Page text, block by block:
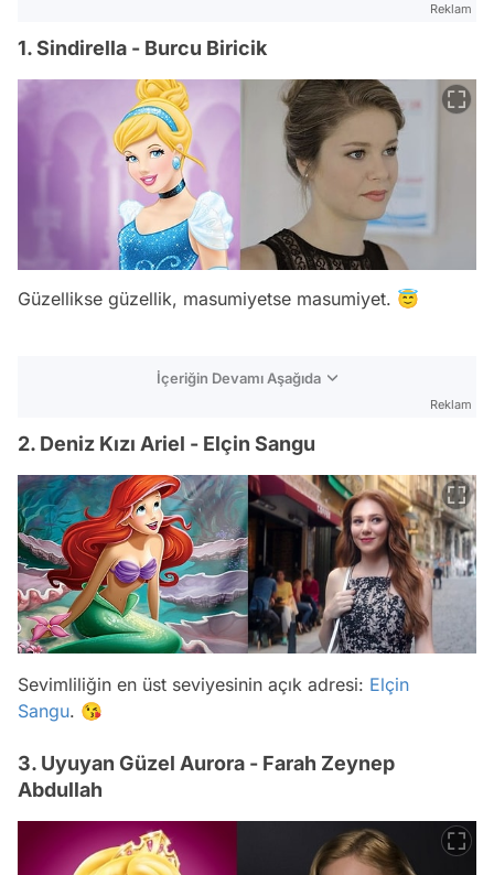
Reklam
1. Sindirella - Burcu Biricik
Güzellikse güzellik, masumiyetse masumiyet. 😇
İçeriğin Devamı Aşağıda
Reklam
2. Deniz Kızı Ariel - Elçin Sangu
Sevimliliğin en üst seviyesinin açık adresi: Elçin
Sangu. 😘
3. Uyuyan Güzel Aurora - Farah Zeynep
Abdullah